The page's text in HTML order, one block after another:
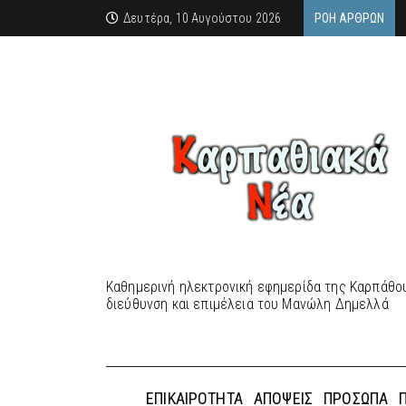
Δευτέρα, 10 Αυγούστου 2026 ΡΟΉ ΆΡΘΡΩΝ
Καθημερινή ηλεκτρονική εφημερίδα της
διεύθυνση και επιμέλεια του Μανώλη Δημελλά
ΕΠΙΚΑΙΡΌΤΗΤΑ ΑΠΌΨΕΙΣ ΠΡΌΣΩΠΑ